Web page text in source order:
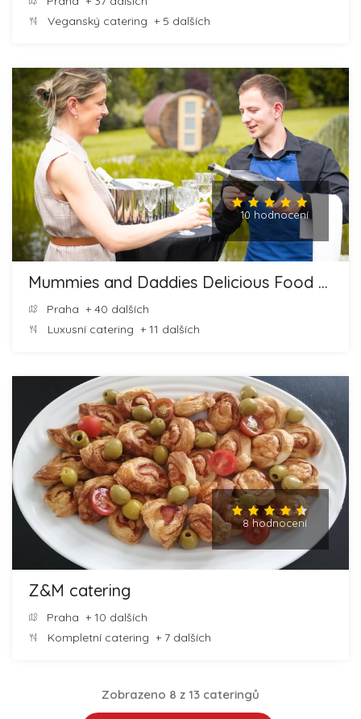
Veganský catering + 5 dalších
10 hodnocení
Mummies and Daddies Delicious Food and Cheesecakes
Praha + 40 dalších
Luxusní catering + 11 dalších
8 hodnocení
Z&M catering
Praha + 10 dalších
Kompletní catering + 7 dalších
Zobrazeno 8 z 13 cateringů